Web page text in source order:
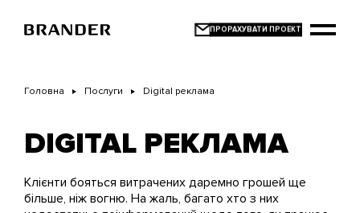
основного
Головна Послуги Digital реклама
DIGITAL РЕКЛАМА
Клієнти бояться витрачених даремно грошей ще
більше, ніж вогню. На жаль, багато хто з них